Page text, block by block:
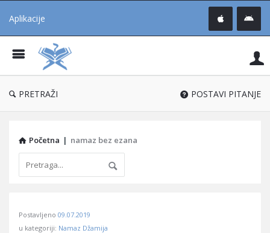
Aplikacije
®
PRETRAŽI POSTAVI PITANJE
Početna | namaz bez ezana
Učene
Postavljeno 09.07.2019
u kategoriji: Namaz Džamija